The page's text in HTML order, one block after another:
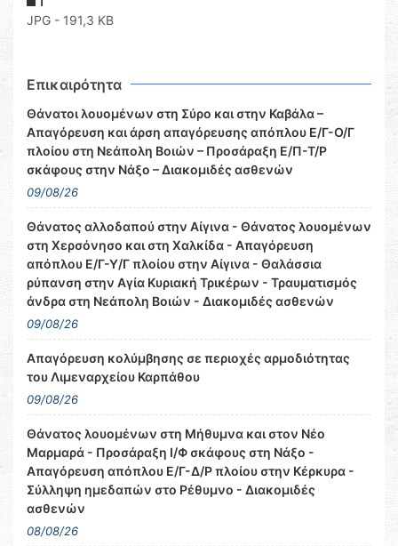
JPG - 191,3 KB
Επικαιρότητα
Θάνατοι λουομένων στη Σύρο και στην Καβάλα –
Απαγόρευση και άρση απαγόρευσης απόπλου Ε/Γ-Ο/Γ
πλοίου στη Νεάπολη Βοιών – Προσάραξη Ε/Π-Τ/Ρ
σκάφους στην Νάξο – Διακομιδές ασθενών
09/08/26
Θάνατος αλλοδαπού στην Αίγινα - Θάνατος λουομένων
στη Χερσόνησο και στη Χαλκίδα - Απαγόρευση
απόπλου Ε/Γ-Υ/Γ πλοίου στην Αίγινα - Θαλάσσια
ρύπανση στην Αγία Κυριακή Τρικέρων - Τραυματισμός
άνδρα στη Νεάπολη Βοιών - Διακομιδές ασθενών
09/08/26
Απαγόρευση κολύμβησης σε περιοχές αρμοδιότητας
του Λιμεναρχείου Καρπάθου
09/08/26
Θάνατος λουομένων στη Μήθυμνα και στον Νέο
Μαρμαρά - Προσάραξη Ι/Φ σκάφους στη Νάξο -
Απαγόρευση απόπλου Ε/Γ-Δ/Ρ πλοίου στην Κέρκυρα -
Σύλληψη ημεδαπών στο Ρέθυμνο - Διακομιδές
ασθενών
08/08/26